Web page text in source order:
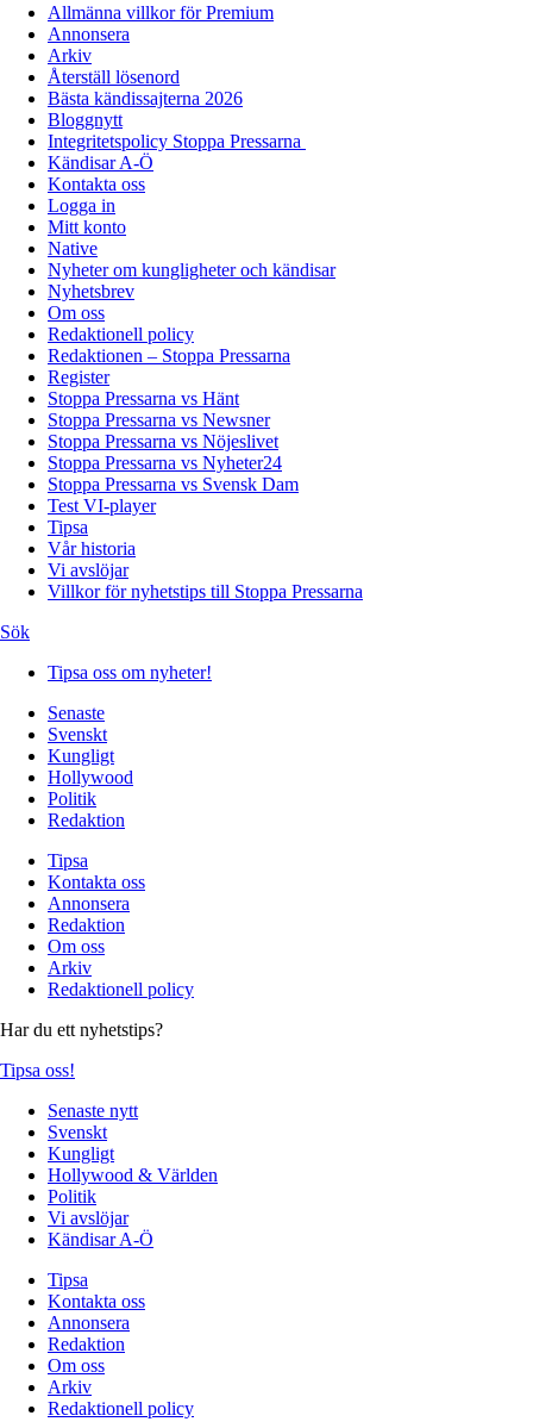
Allmänna villkor för Premium
Annonsera
Arkiv
Återställ lösenord
Bästa kändissajterna 2026
Bloggnytt
Integritetspolicy Stoppa Pressarna
Kändisar A-Ö
Kontakta oss
Logga in
Mitt konto
Native
Nyheter om kungligheter och kändisar
Nyhetsbrev
Om oss
Redaktionell policy
Redaktionen – Stoppa Pressarna
Register
Stoppa Pressarna vs Hänt
Stoppa Pressarna vs Newsner
Stoppa Pressarna vs Nöjeslivet
Stoppa Pressarna vs Nyheter24
Stoppa Pressarna vs Svensk Dam
Test VI-player
Tipsa
Vår historia
Vi avslöjar
Villkor för nyhetstips till Stoppa Pressarna
Sök
Tipsa oss om nyheter!
Senaste
Svenskt
Kungligt
Hollywood
Politik
Redaktion
Tipsa
Kontakta oss
Annonsera
Redaktion
Om oss
Arkiv
Redaktionell policy
Har du ett nyhetstips?
Tipsa oss!
Senaste nytt
Svenskt
Kungligt
Hollywood & Världen
Politik
Vi avslöjar
Kändisar A-Ö
Tipsa
Kontakta oss
Annonsera
Redaktion
Om oss
Arkiv
Redaktionell policy